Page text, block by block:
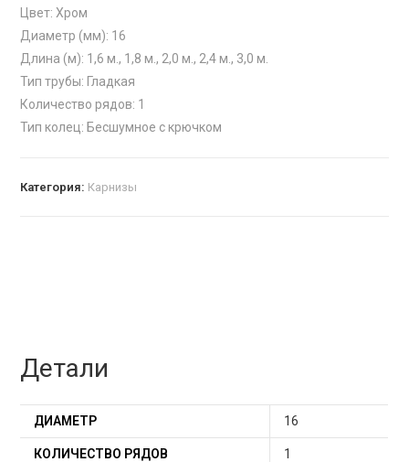
Цвет: Хром
Диаметр (мм): 16
Длина (м): 1,6 м., 1,8 м., 2,0 м., 2,4 м., 3,0 м.
Тип трубы: Гладкая
Количество рядов: 1
Тип колец: Бесшумное с крючком
Категория: Карнизы
Детали
ДИАМЕТР 16
КОЛИЧЕСТВО РЯДОВ 1